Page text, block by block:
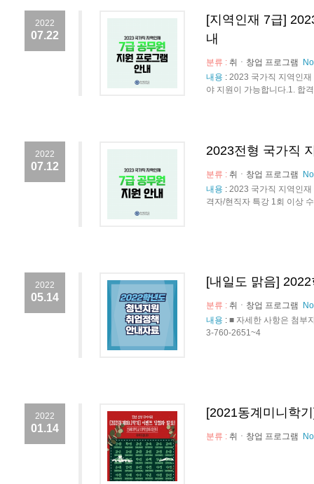
2022
07.22
[지역인재 7급]
내
분류 : 취ㆍ창업 프로그램
내용 : 2023 국가직 지역인
야 지원이 가능합니다.1. 합
2022
07.12
2023전형 국가직
분류 : 취ㆍ창업 프로그램
내용 : 2023 국가직 지역인재
격자/현직자 특강 1회 이상
2022
05.14
[내일도 맑음]
분류 : 취ㆍ창업 프로그램
내용 : ■ 자세한 사항은 첨부
3-760-2651~4
2022
01.14
[2021동계미니학
분류 : 취ㆍ창업 프로그램